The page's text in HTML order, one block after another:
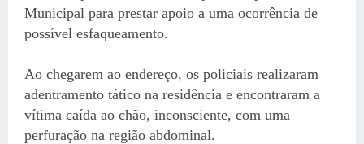
Municipal para prestar apoio a uma ocorrência de
possível esfaqueamento.
Ao chegarem ao endereço, os policiais realizaram
adentramento tático na residência e encontraram a
vítima caída ao chão, inconsciente, com uma
perfuração na região abdominal.